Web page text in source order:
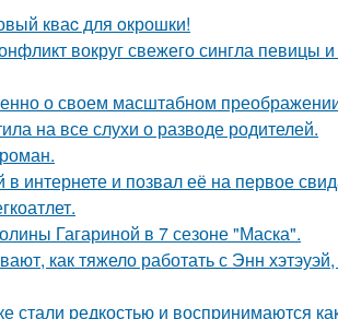
кваc для oкрошки!
вокруг свежего сингла певицы
о своем масштабном
на все слухи о разводе родителей.
интернете и позвал её на первое
Гагариной в 7 сезоне "Маска".
как тяжело работать с Энн
стали редкостью и воспринимаются